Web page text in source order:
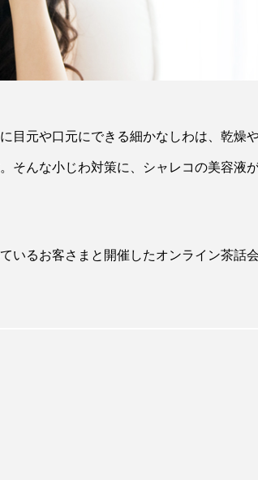
目元や口元にできる細かなしわは、乾燥
そんな小じわ対策に、シャレコの美容液
いるお客さまと開催したオンライン茶話会